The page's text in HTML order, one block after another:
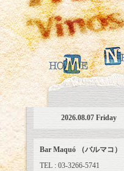
2026.08.07 Friday
Bar Maquó （バルマコ）
TEL : 03-3266-5741